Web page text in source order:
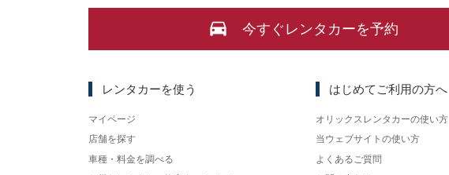
今すぐレンタカーを予約
レンタカーを使う
マイページ
店舗を探す
車種・料金を調べる
はじめてご利用の方へ
オリックスレンタカーの使い方
当ウェブサイトの使い方
よくあるご質問